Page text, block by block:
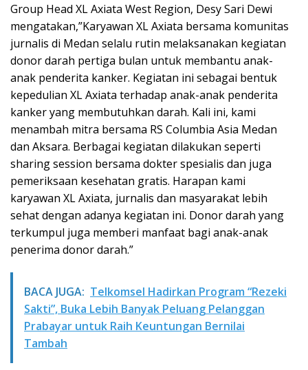
Group Head XL Axiata West Region, Desy Sari Dewi
mengatakan,”Karyawan XL Axiata bersama komunitas
jurnalis di Medan selalu rutin melaksanakan kegiatan
donor darah pertiga bulan untuk membantu anak-
anak penderita kanker. Kegiatan ini sebagai bentuk
kepedulian XL Axiata terhadap anak-anak penderita
kanker yang membutuhkan darah. Kali ini, kami
menambah mitra bersama RS Columbia Asia Medan
dan Aksara. Berbagai kegiatan dilakukan seperti
sharing session bersama dokter spesialis dan juga
pemeriksaan kesehatan gratis. Harapan kami
karyawan XL Axiata, jurnalis dan masyarakat lebih
sehat dengan adanya kegiatan ini. Donor darah yang
terkumpul juga memberi manfaat bagi anak-anak
penerima donor darah.”
BACA JUGA: Telkomsel Hadirkan Program “Rezeki
Sakti”, Buka Lebih Banyak Peluang Pelanggan
Prabayar untuk Raih Keuntungan Bernilai
Tambah